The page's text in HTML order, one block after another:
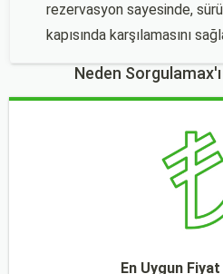
rezervasyon sayesinde,
kapısında karşılamasını
Neden
En Uygun